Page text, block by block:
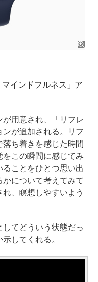
インドフルネス」ア
用意され、「リフレ
が追加される。リフ
ち着きを感じた時間
この瞬間に感じてみ
ことをひとつ思い出
について考えてみて
、瞑想しやすいよう
てどういう状態だっ
してくれる。